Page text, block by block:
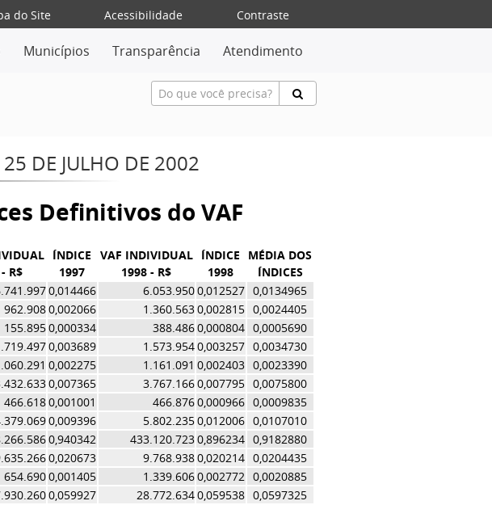
do Site Acessibilidade
Contraste
Municípios Transparência Atendimento
DE JULHO DE 2002
Definitivos do VAF
R$
ÍNDICE
1997
VAF INDIVIDUAL
1998 - R$
ÍNDICE
1998
MÉDIA DOS
ÍNDICES
0,014466 6.053.9500,012527 0,0134965
962.9080,002066 1.360.5630,002815 0,0024405
155.8950,000334 388.4860,000804 0,0005690
0,003689 1.573.9540,003257 0,0034730
0,002275 1.161.091 0,002403 0,0023390
0,007365 3.767.1660,007795 0,0075800
466.6180,001001 466.8760,000966 0,0009835
0,009396 5.802.2350,012006 0,0107010
0,940342 433.120.7230,896234 0,9182880
0,020673 9.768.9380,020214 0,0204435
654.6900,001405 1.339.6060,002772 0,0020885
0,059927 28.772.6340,059538 0,0597325